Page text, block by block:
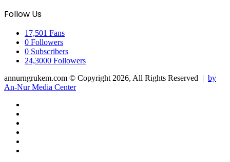
Follow Us
17,501 Fans
0 Followers
0 Subscribers
24,3000 Followers
annurngrukem.com © Copyright 2026, All Rights Reserved | by
An-Nur Media Center